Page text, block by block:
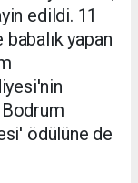
edildi. 11
yapan
ödülüne de